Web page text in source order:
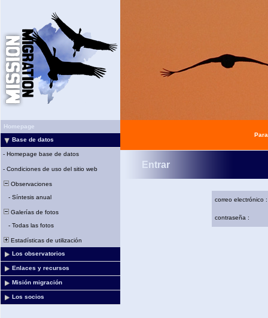
Homepage
Base de datos
- Homepage base de datos
- Condiciones de uso del sitio web
Observaciones
- Síntesis anual
Galerías de fotos
- Todas las fotos
Estadísticas de utilización
Los observatorios
Enlaces y recursos
Misión migración
Los socios
Entrar
correo electrónico :
contraseña :